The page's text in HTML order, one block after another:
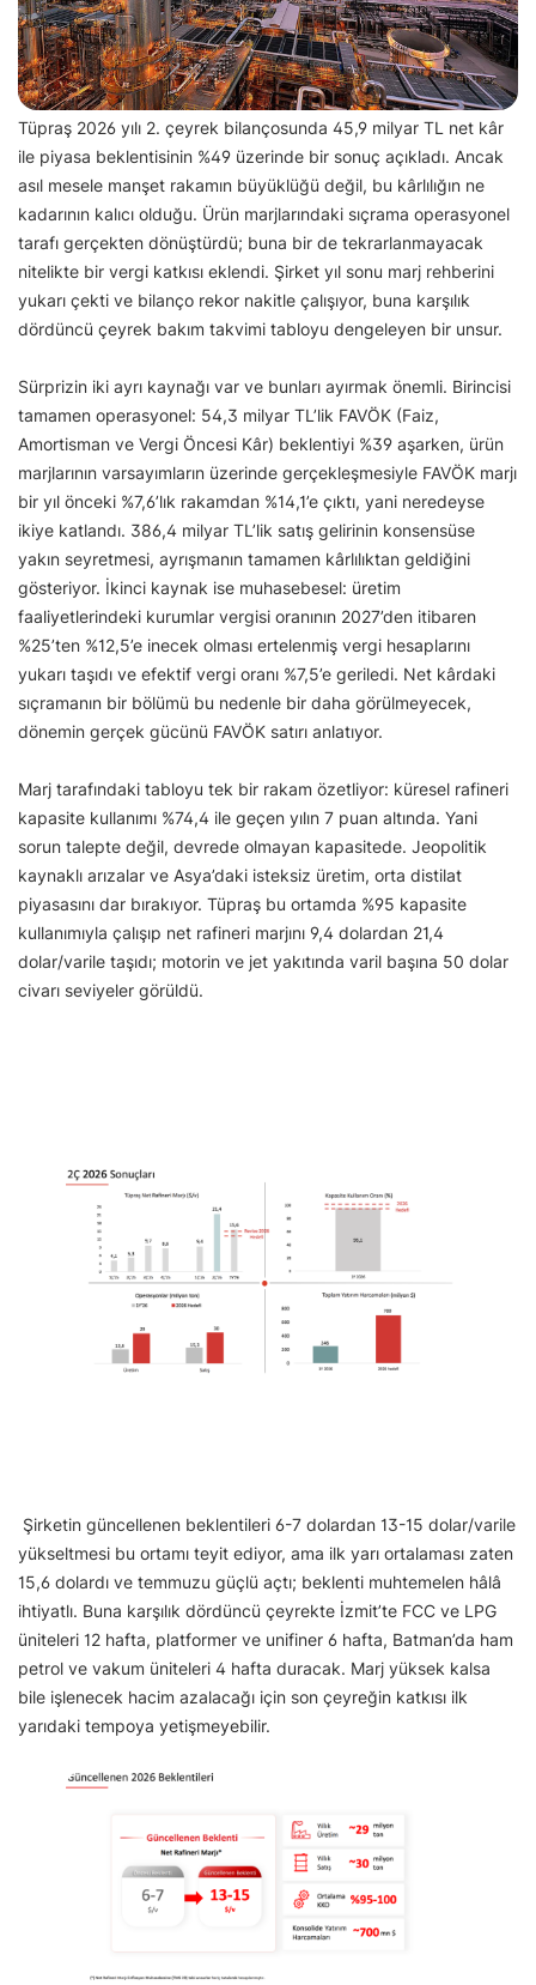
Tüpraş 2026 yılı 2. çeyrek bilançosunda 45,9 milyar TL net kâr
ile piyasa beklentisinin %49 üzerinde bir sonuç açıkladı. Ancak
asıl mesele manşet rakamın büyüklüğü değil, bu kârlılığın ne
kadarının kalıcı olduğu. Ürün marjlarındaki sıçrama operasyonel
tarafı gerçekten dönüştürdü; buna bir de tekrarlanmayacak
nitelikte bir vergi katkısı eklendi. Şirket yıl sonu marj rehberini
yukarı çekti ve bilanço rekor nakitle çalışıyor, buna karşılık
dördüncü çeyrek bakım takvimi tabloyu dengeleyen bir unsur.
Sürprizin iki ayrı kaynağı var ve bunları ayırmak önemli. Birincisi
tamamen operasyonel: 54,3 milyar TL’lik FAVÖK (Faiz,
Amortisman ve Vergi Öncesi Kâr) beklentiyi %39 aşarken, ürün
marjlarının varsayımların üzerinde gerçekleşmesiyle FAVÖK marjı
bir yıl önceki %7,6’lık rakamdan %14,1’e çıktı, yani neredeyse
ikiye katlandı. 386,4 milyar TL’lik satış gelirinin konsensüse
yakın seyretmesi, ayrışmanın tamamen kârlılıktan geldiğini
gösteriyor. İkinci kaynak ise muhasebesel: üretim
faaliyetlerindeki kurumlar vergisi oranının 2027’den itibaren
%25’ten %12,5’e inecek olması ertelenmiş vergi hesaplarını
yukarı taşıdı ve efektif vergi oranı %7,5’e geriledi. Net kârdaki
sıçramanın bir bölümü bu nedenle bir daha görülmeyecek,
dönemin gerçek gücünü FAVÖK satırı anlatıyor.
Marj tarafındaki tabloyu tek bir rakam özetliyor: küresel rafineri
kapasite kullanımı %74,4 ile geçen yılın 7 puan altında. Yani
sorun talepte değil, devrede olmayan kapasitede. Jeopolitik
kaynaklı arızalar ve Asya’daki isteksiz üretim, orta distilat
piyasasını dar bırakıyor. Tüpraş bu ortamda %95 kapasite
kullanımıyla çalışıp net rafineri marjını 9,4 dolardan 21,4
dolar/varile taşıdı; motorin ve jet yakıtında varil başına 50 dolar
civarı seviyeler görüldü.
Şirketin güncellenen beklentileri 6-7 dolardan 13-15 dolar/varile
yükseltmesi bu ortamı teyit ediyor, ama ilk yarı ortalaması zaten
15,6 dolardı ve temmuzu güçlü açtı; beklenti muhtemelen hâlâ
ihtiyatlı. Buna karşılık dördüncü çeyrekte İzmit’te FCC ve LPG
üniteleri 12 hafta, platformer ve unifiner 6 hafta, Batman’da ham
petrol ve vakum üniteleri 4 hafta duracak. Marj yüksek kalsa
bile işlenecek hacim azalacağı için son çeyreğin katkısı ilk
yarıdaki tempoya yetişmeyebilir.